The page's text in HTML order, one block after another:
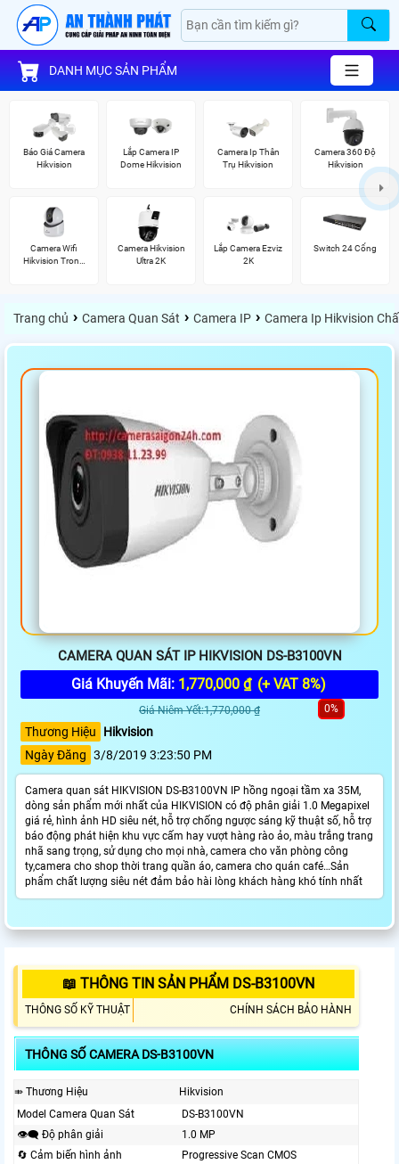
DANH MỤC SẢN PHẨM
Báo Giá Camera
Hikvision
Lắp Camera IP
Dome Hikvision
Camera Ip Thân
Trụ Hikvision
Camera 360 Độ
Hikvision
Camera Wifi
Hikvision Trong
Camera Hikvision
Ultra 2K
Lắp Camera Ezviz
2K
Switch 24 Cổng
Trang chủ › Camera Quan Sát › Camera IP › Camera Ip Hikvision
CAMERA QUAN SÁT IP HIKVISION DS-B3100VN
Giá Khuyến Mãi: 1,770,000 ₫ (+ VAT 8%)
Giá Niêm Yết:1,770,000 ₫ 0%
Thương Hiệu
Hikvision
Ngày Đăng 3/8/2019 3:23:50 PM
Camera quan sát HIKVISION DS-B3100VN IP hồng ngoại tầm xa 35M,
dòng sản phẩm mới nhất của HIKVISION có độ phân giải 1.0 Megapixel
giá rẻ, hình ảnh HD siêu nét, hỗ trợ chống ngược sáng kỹ thuật số, hỗ trợ
báo động phát hiện khu vực cấm hay vượt hàng rào ảo, màu trắng trang
nhã sang trọng, sử dụng cho mọi nhà, camera cho văn phòng công
ty,camera cho shop thời trang quần áo, camera cho quán café…Sản
phẩm chất lượng siêu nét đảm bảo hài lòng khách hàng khó tính nhất
📖 THÔNG TIN SẢN PHẨM DS-B3100VN
THÔNG SỐ KỸ THUẬT CHÍNH SÁCH BẢO HÀNH
THÔNG SỐ CAMERA DS-B3100VN
⤃ Thương Hiệu
Hikvision
Model Camera Quan Sát
DS-B3100VN
👁️‍🗨 Độ phân giải
1.0 MP
🔄 Cảm biến hình ảnh
Progressive Scan CMOS